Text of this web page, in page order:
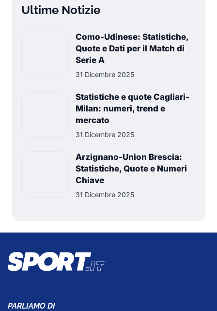
Ultime Notizie
Como-Udinese: Statistiche,
Quote e Dati per il Match di
Serie A
31 Dicembre 2025
Statistiche e quote Cagliari-
Milan: numeri, trend e
mercato
31 Dicembre 2025
Arzignano-Union Brescia:
Statistiche, Quote e Numeri
Chiave
31 Dicembre 2025
PARLIAMO DI